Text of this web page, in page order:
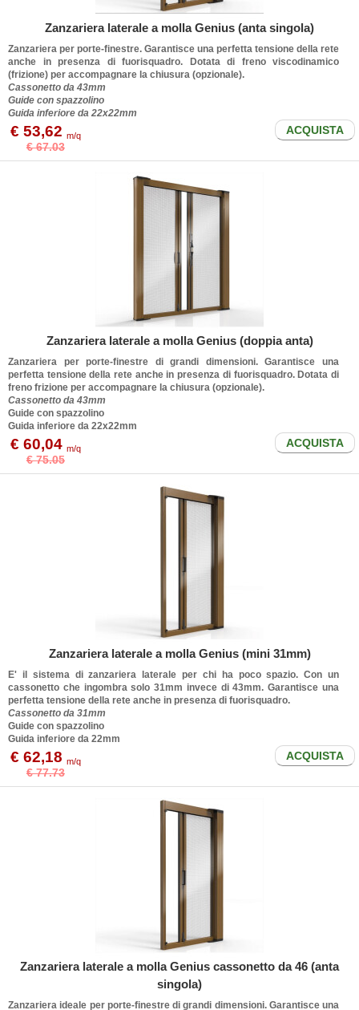
Zanzariera laterale a molla Genius (anta singola)
Zanzariera per porte-finestre. Garantisce una perfetta tensione della rete
anche in presenza di fuorisquadro. Dotata di freno viscodinamico
(frizione) per accompagnare la chiusura (opzionale).
Cassonetto da 43mm
Guide con spazzolino
Guida inferiore da 22x22mm
€ 53,62 m/q
€ 67.03
ACQUISTA
Zanzariera laterale a molla Genius (doppia anta)
Zanzariera per porte-finestre di grandi dimensioni. Garantisce una
perfetta tensione della rete anche in presenza di fuorisquadro. Dotata di
freno frizione per accompagnare la chiusura (opzionale).
Cassonetto da 43mm
Guide con spazzolino
Guida inferiore da 22x22mm
€ 60,04 m/q
€ 75.05
ACQUISTA
Zanzariera laterale a molla Genius (mini 31mm)
E' il sistema di zanzariera laterale per chi ha poco spazio. Con un
cassonetto che ingombra solo 31mm invece di 43mm. Garantisce una
perfetta tensione della rete anche in presenza di fuorisquadro.
Cassonetto da 31mm
Guide con spazzolino
Guida inferiore da 22mm
€ 62,18 m/q
€ 77.73
ACQUISTA
Zanzariera laterale a molla Genius cassonetto da 46 (anta
singola)
Zanzariera ideale per porte-finestre di grandi dimensioni. Garantisce una